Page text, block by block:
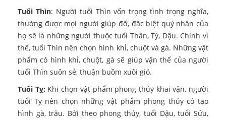
Tuổi Thìn: Người tuổi Thìn vốn trọng tình trọng nghĩa,
thường được mọi người giúp đỡ, đặc biệt quý nhân của
họ sẽ là những người thuộc tuổi Thân, Tý, Dậu. Chính vì
thế, tuổi Thìn nên chọn hình khỉ, chuột và gà. Những vật
phẩm có hình khỉ, chuột, gà sẽ giúp vận thế của người
tuổi Thìn suôn sẻ, thuận buồm xuôi gió.
Tuổi Tỵ: Khi chọn vật phẩm phong thủy khai vận, người
tuổi Tỵ nên chọn những vật phẩm phong thủy có tạo
hình gà, trâu. Bởi theo phong thủy, tuổi Dậu, tuổi Sửu,